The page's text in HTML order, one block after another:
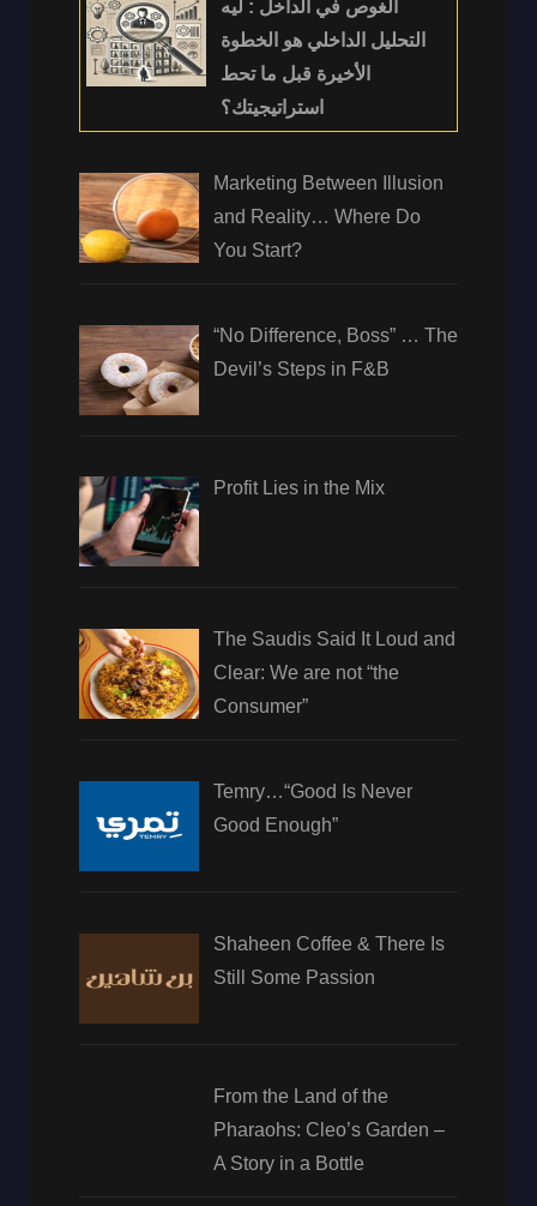
الغوص في الداخل : ليه
التحليل الداخلي هو الخطوة
الأخيرة قبل ما تحط
استراتيجيتك؟
Marketing Between Illusion
and Reality… Where Do
You Start?
“No Difference, Boss” … The
Devil’s Steps in F&B
Profit Lies in the Mix
The Saudis Said It Loud and
Clear: We are not “the
Consumer”
Temry…“Good Is Never
Good Enough”
Shaheen Coffee & There Is
Still Some Passion
From the Land of the
Pharaohs: Cleo’s Garden –
A Story in a Bottle